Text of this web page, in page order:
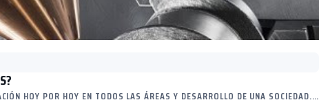
HOY POR HOY EN TODOS LAS ÁREAS Y DESARROLLO DE UNA SOCIEDAD.…